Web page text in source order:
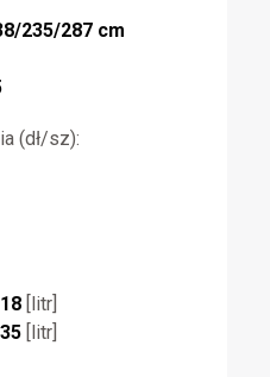
235/287 cm
(dł/sz):
[litr]
[litr]